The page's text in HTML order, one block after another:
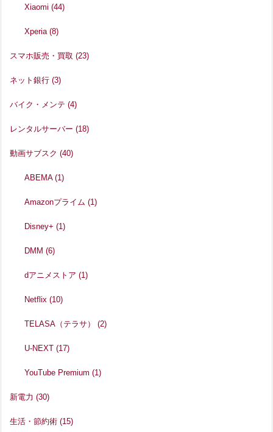
Xiaomi(44)
Xperia(8)
スマホ販売・買取 (23)
ネット銀行 (3)
バイク・メンテ (4)
レンタルサーバー (18)
動画サブスク (40)
ABEMA(1)
Amazonプライム(1)
Disney+(1)
DMM(6)
dアニメストア(1)
Netflix(10)
TELASA（テラサ）(2)
U-NEXT(17)
YouTube Premium(1)
新電力 (30)
生活・節約術 (15)